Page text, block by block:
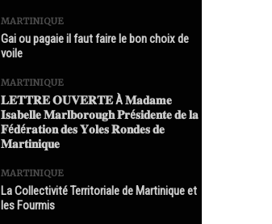
MARTINIQUE
Gai ou pagaie il faut faire le bon choix de
voile
MARTINIQUE
𝐋𝐄𝐓𝐓𝐑𝐄 𝐎𝐔𝐕𝐄𝐑𝐓𝐄 À 𝐌𝐚𝐝𝐚𝐦𝐞
𝐈𝐬𝐚𝐛𝐞𝐥𝐥𝐞 𝐌𝐚𝐫𝐥𝐛𝐨𝐫𝐨𝐮𝐠𝐡 𝐏𝐫é𝐬𝐢𝐝𝐞𝐧𝐭𝐞 𝐝𝐞 𝐥𝐚
𝐅é𝐝é𝐫𝐚𝐭𝐢𝐨𝐧 𝐝𝐞𝐬 𝐘𝐨𝐥𝐞𝐬 𝐑𝐨𝐧𝐝𝐞𝐬 𝐝𝐞
𝐌𝐚𝐫𝐭𝐢𝐧𝐢𝐪𝐮𝐞
MARTINIQUE
La Collectivité Territoriale de Martinique et
les Fourmis